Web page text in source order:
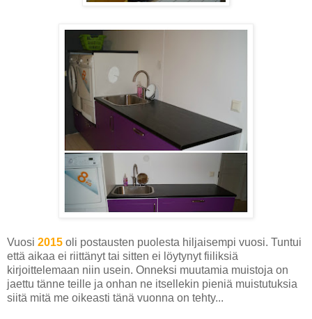
Vuosi 2015 oli postausten puolesta hiljaisempi vuosi. Tuntui
että aikaa ei riittänyt tai sitten ei löytynyt fiiliksiä
kirjoittelemaan niin usein. Onneksi muutamia muistoja on
jaettu tänne teille ja onhan ne itsellekin pieniä muistutuksia
siitä mitä me oikeasti tänä vuonna on tehty...